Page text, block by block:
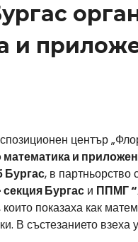
и
център
и
Бургас, в партньорство
Бургас и ППМГ
показаха как
В състезанието взеха